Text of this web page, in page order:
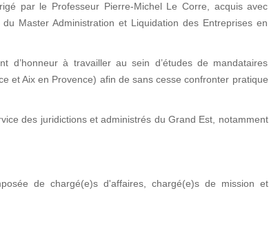
par le Professeur Pierre-Michel Le Corre, acquis avec
Master Administration et Liquidation des Entreprises en
à travailler au sein d’études de mandataires
et Aix en Provence) afin de sans cesse confronter pratique
des juridictions et administrés du Grand Est, notamment
de chargé(e)s d'affaires, chargé(e)s de mission et